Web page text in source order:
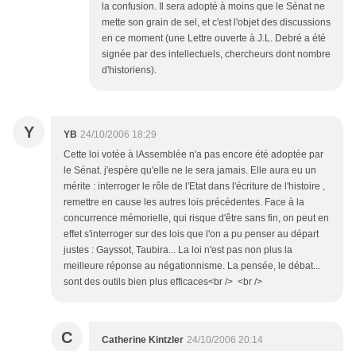
la confusion. Il sera adopté à moins que le Sénat ne
mette son grain de sel, et c'est l'objet des discussions
en ce moment (une Lettre ouverte à J.L. Debré a été
signée par des intellectuels, chercheurs dont nombre
d'historiens).
Y YB 24/10/2006 18:29
Cette loi votée à lAssemblée n'a pas encore été adoptée par
le Sénat. j'espère qu'elle ne le sera jamais. Elle aura eu un
mérite : interroger le rôle de l'Etat dans l'écriture de l'histoire ,
remettre en cause les autres lois précédentes. Face à la
concurrence mémorielle, qui risque d'être sans fin, on peut en
effet s'interroger sur des lois que l'on a pu penser au départ
justes : Gayssot, Taubira... La loi n'est pas non plus la
meilleure réponse au négationnisme. La pensée, le débat...
sont des outils bien plus efficaces<br /> <br />
C Catherine Kintzler 24/10/2006 20:14